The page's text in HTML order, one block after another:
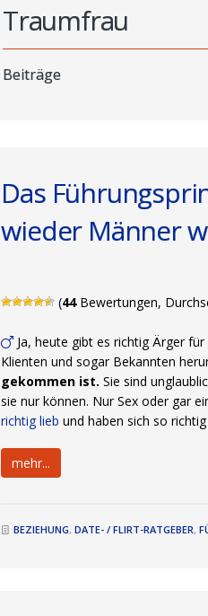
Traumfrau
Beiträge
Das
wieder Männer
(44Bewertungen,
Ja, heute gibt es richtig Ärger
Klienten und sogar Bekannten
gekommen ist. Sie sind
sie nur können. Nur Sex oder gar
richtig lieb und haben sich so
mehr...
BEZIEHUNG,DATE- / FLIRT-RATGEBER,